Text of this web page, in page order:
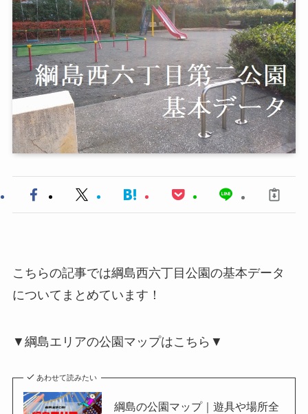
こちらの記事では綱島西六丁目公園の基本データ
についてまとめています！
▼綱島エリアの公園マップはこちら▼
あわせて読みたい
綱島の公園マップ｜遊具や場所全